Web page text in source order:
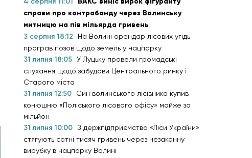
справи про контрабанду через Волинську
митницю на пів мільярда гривень
3 серпня 18:12
На Волині орендар лісових угідь
програв позов щодо земель у нацпарку
31 липня 18:05 У Луцьку провели громадські
слухання щодо забудови Центрального ринку і
Старого міста
31 липня 12:50
Син волинського лісівника купив
конюшню «Поліського лісового офісу» майже за
мільйон
31 липня 10:00 З держпідприємства «Ліси України»
стягують сотні тисяч гривень через незаконну
вирубку в нацпарку Волині